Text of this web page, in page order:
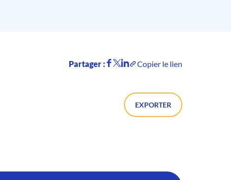
Partager : Copier le lien
EXPORTER